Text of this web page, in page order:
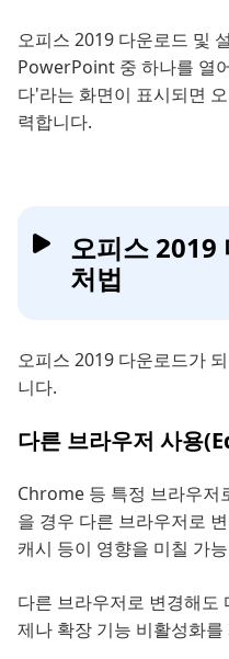
오피스 2019 다운로드 및
PowerPoint 중 하나를 열
다'라는 화면이 표시되면
력합니다.
오피스 2019
처법
오피스 2019 다운로드가
니다.
다른 브라우저 사용
Chrome 등 특정 브라우저
을 경우 다른 브라우저로
캐시 등이 영향을 미칠 가
다른 브라우저로 변경해도
제나 확장 기능 비활성화